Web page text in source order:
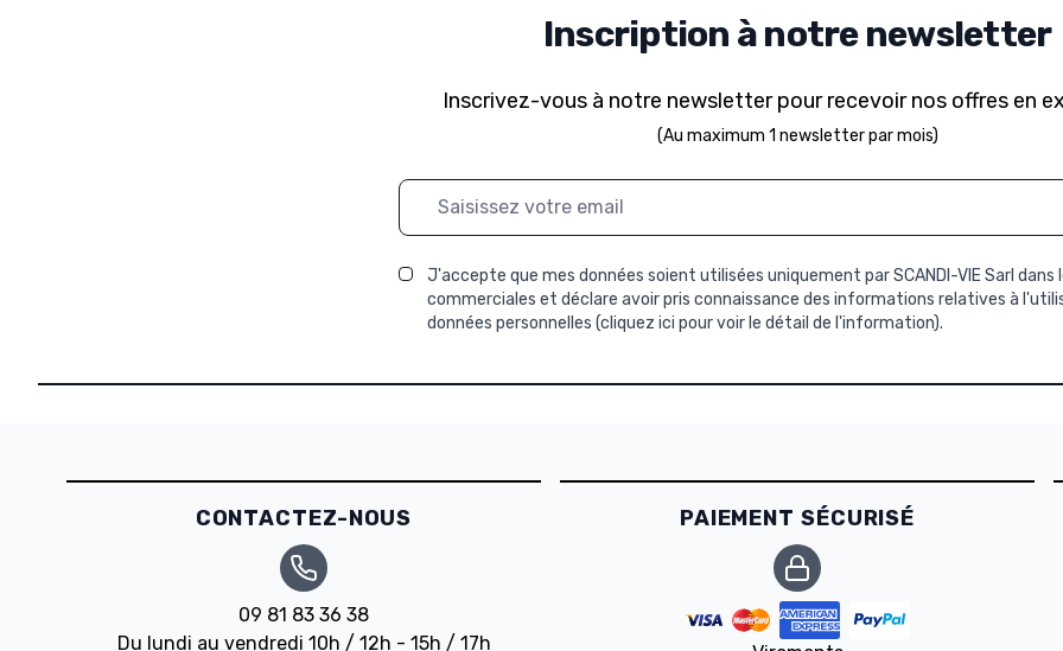
Inscription à notre newsletter
Inscrivez-vous à notre newsletter pour recevoir nos offres en
(Au maximum 1 newsletter par mois)
Adresse mail
J'accepte que mes données soient utilisées uniquement par SCANDI-VIE Sarl
commerciales et déclare avoir pris connaissance des informations relatives à
données personnelles (cliquez ici pour voir le détail de l'information).
CONTACTEZ-NOUS
09 81 83 36 38
Du lundi au vendredi 10h / 12h - 15h / 17h
PAIEMENT SÉCURISÉ